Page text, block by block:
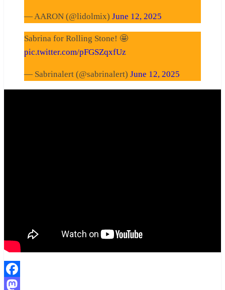
— AARON (@lidolmix) June 12, 2025
Sabrina for Rolling Stone! 🤩
pic.twitter.com/pFGSZqxfUz
— Sabrinalert (@sabrinalert) June 12, 2025
Facebook